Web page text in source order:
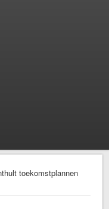
toekomstplannen